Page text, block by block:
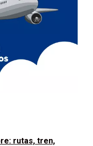
rutas, tren,